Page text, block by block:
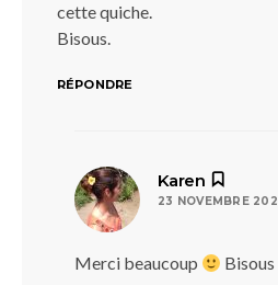
cette quiche.
Bisous.
RÉPONDRE
Karen
23 NOVEMBRE
Merci beaucoup Bisous